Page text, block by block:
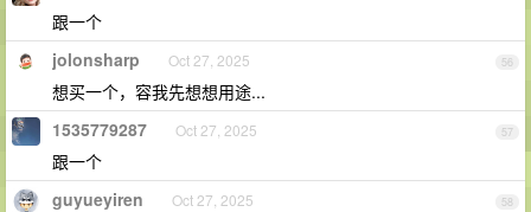
跟一个
56
jolonsharp Oct 27, 2025
想买一个，容我先想想用途...
57
1535779287 Oct 27, 2025
跟一个
58
guyueyiren Oct 27, 2025